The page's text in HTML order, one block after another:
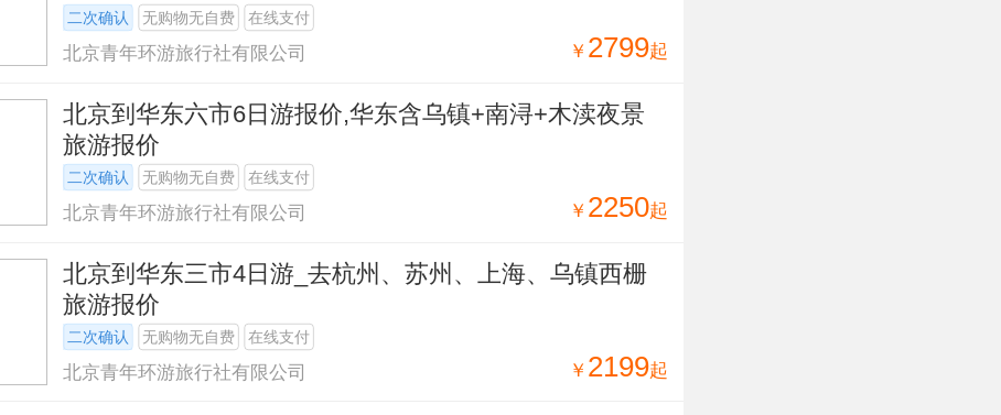
二次确认 无购物无自费 在线支付
￥ 2799起
北京青年环游旅行社有限公司
北京到华东六市6日游报价,华东含乌镇+南浔+木渎夜景
旅游报价
二次确认 无购物无自费 在线支付
￥ 2250起
北京青年环游旅行社有限公司
北京到华东三市4日游_去杭州、苏州、上海、乌镇西栅
旅游报价
二次确认 无购物无自费 在线支付
￥ 2199起
北京青年环游旅行社有限公司